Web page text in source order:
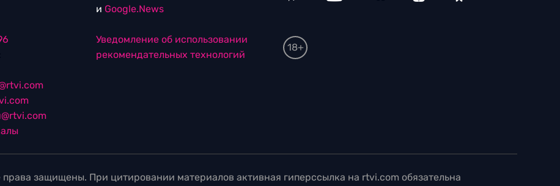
и Google.News
Уведомление об использовании
рекомендательных технологий
18+
защищены. При цитировании материалов активная гиперссылка на rtvi.com обязательна